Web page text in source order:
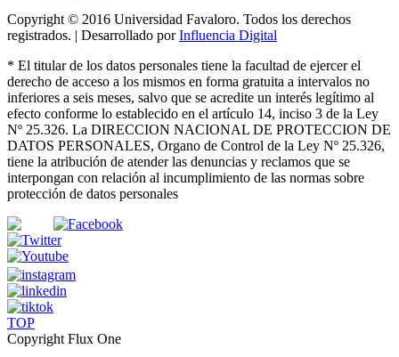
Copyright © 2016 Universidad Favaloro. Todos los derechos
registrados. | Desarrollado porInfluencia Digital
* El titular de los datos personales tiene la facultad de ejercer el
derecho de acceso a los mismos en forma gratuita a intervalos no
inferiores a seis meses, salvo que se acredite un interés legítimo al
efecto conforme lo establecido en el artículo 14, inciso 3 de la Ley
Nº 25.326. La DIRECCION NACIONAL DE PROTECCION DE
DATOS PERSONALES, Organo de Control de la Ley Nº 25.326,
tiene la atribución de atender las denuncias y reclamos que se
interpongan con relación al incumplimiento de las normas sobre
protección de datos personales
TOP
Copyright Flux One